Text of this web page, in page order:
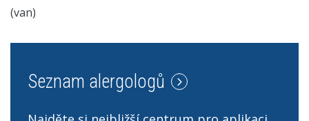
(van)
Seznam alergologů